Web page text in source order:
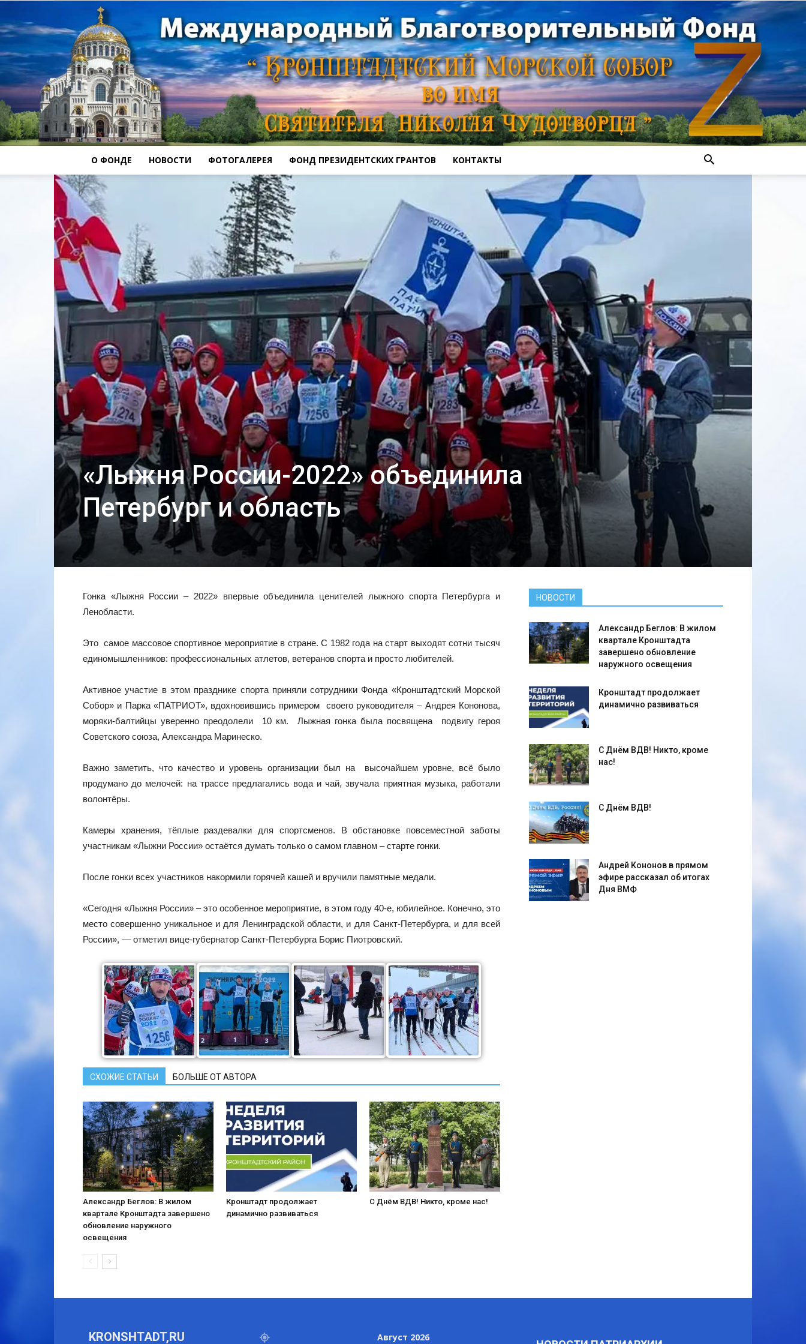
Морской
собор
О ФОНДЕ НОВОСТИ ФОТОГАЛЕРЕЯ ФОНД ПРЕЗИДЕНТСКИХ ГРАНТОВ КОНТАКТЫ
«Лыжня России-2022» объединила
Петербург и область
Гонка «Лыжня России – 2022» впервые объединила ценителей лыжного спорта Петербурга и
Ленобласти.
Это самое массовое спортивное мероприятие в стране. С 1982 года на старт выходят сотни тысяч
единомышленников: профессиональных атлетов, ветеранов спорта и просто любителей.
Активное участие в этом празднике спорта приняли сотрудники Фонда «Кронштадтский Морской
Собор» и Парка «ПАТРИОТ», вдохновившись примером своего руководителя – Андрея Кононова,
моряки-балтийцы уверенно преодолели 10 км. Лыжная гонка была посвящена подвигу героя
Советского союза, Александра Маринеско.
Важно заметить, что качество и уровень организации был на высочайшем уровне, всё было
продумано до мелочей: на трассе предлагались вода и чай, звучала приятная музыка, работали
волонтёры.
Камеры хранения, тёплые раздевалки для спортсменов. В обстановке повсеместной заботы
участникам «Лыжни России» остаётся думать только о самом главном – старте гонки.
После гонки всех участников накормили горячей кашей и вручили памятные медали.
«Сегодня «Лыжня России» – это особенное мероприятие, в этом году 40-е, юбилейное. Конечно, это
место совершенно уникальное и для Ленинградской области, и для Санкт-Петербурга, и для всей
России», — отметил вице-губернатор Санкт-Петербурга Борис Пиотровский.
СХОЖИЕ СТАТЬИ БОЛЬШЕ ОТ АВТОРА
Александр Беглов: В жилом
квартале Кронштадта завершено
обновление наружного
освещения
Кронштадт продолжает
динамично развиваться
С Днём ВДВ! Никто, кроме нас!
НОВОСТИ
Александр Беглов: В жилом
квартале Кронштадта
завершено обновление
наружного освещения
Кронштадт продолжает
динамично развиваться
С Днём ВДВ! Никто, кроме
нас!
С Днём ВДВ!
Андрей Кононов в прямом
эфире рассказал об итогах
Дня ВМФ
KRONSHTADT,RU Август 2026